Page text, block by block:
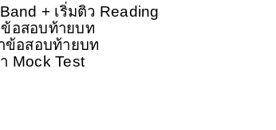
+ เริ่มติว Reading
อสอบท้ายบท
ข้อสอบท้ายบท
Mock Test